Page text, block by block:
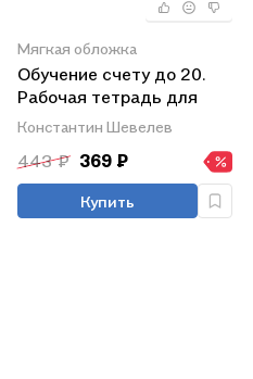
Мягкая обложка
Обучение счету до 20.
Рабочая тетрадь для
детей 6-7 лет
Константин Шевелев
443 ₽ 369 ₽
Купить